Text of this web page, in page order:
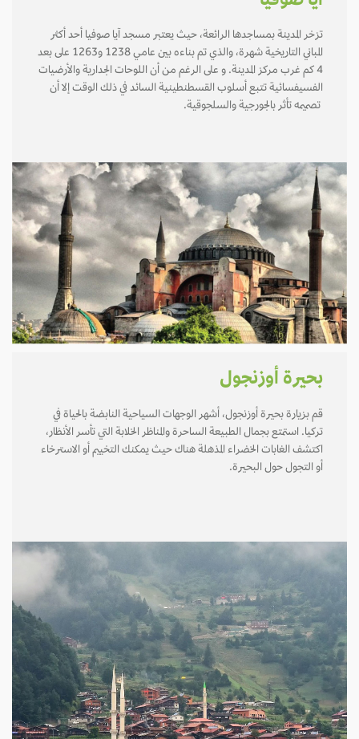
تزخر المدينة بمساجدها الرائعة، حيث يعتبر مسجد آيا صوفيا أحد أكثر
المباني التاريخية شهرة، والذي تم بناءه بين عامي 1238 و1263 على بعد
4 كم غرب مركز المدينة. و على الرغم من أن اللوحات الجدارية والأرضيات
الفسيفسائية تتبع أسلوب القسطنطينية السائد في ذلك الوقت إلا أن
تصميمه تأثر بالجورجية والسلجوقية.
بحيرة أوزنجول
قم بزيارة بحيرة أوزنجول، أشهر الوجهات السياحية النابضة بالحياة في
تركيا. استمتع بجمال الطبيعة الساحرة والمناظر الخلابة التي تأسر الأنظار،
اكتشف الغابات الخضراء المذهلة هناك حيث يمكنك التخييم أو الاسترخاء
أو التجول حول البحيرة.